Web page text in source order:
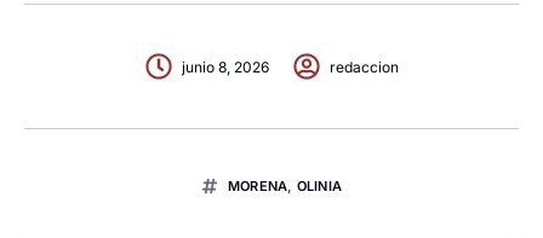
junio 8, 2026 redaccion
MORENA, OLINIA